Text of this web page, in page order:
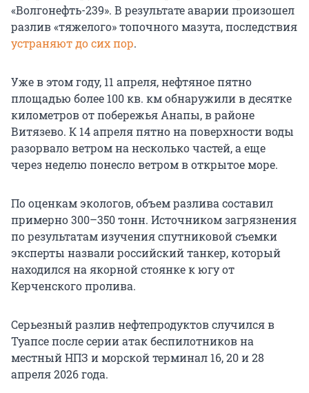
«Волгонефть-239». В результате аварии произошел
разлив «тяжелого» топочного мазута, последствия
устраняют до сих пор.
Уже в этом году, 11 апреля, нефтяное пятно
площадью более 100 кв. км обнаружили в десятке
километров от побережья Анапы, в районе
Витязево. К 14 апреля пятно на поверхности воды
разорвало ветром на несколько частей, а еще
через неделю понесло ветром в открытое море.
По оценкам экологов, объем разлива составил
примерно 300–350 тонн. Источником загрязнения
по результатам изучения спутниковой съемки
эксперты назвали российский танкер, который
находился на якорной стоянке к югу от
Керченского пролива.
Серьезный разлив нефтепродуктов случился в
Туапсе после серии атак беспилотников на
местный НПЗ и морской терминал 16, 20 и 28
апреля 2026 года.